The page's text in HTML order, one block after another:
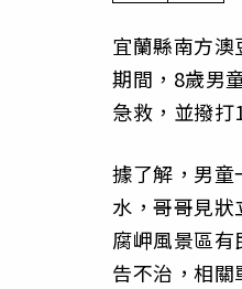
宜蘭縣南方
期間，8歲男
急救，並撥打
據了解，男
水，哥哥見
腐岬風景區
告不治，相關